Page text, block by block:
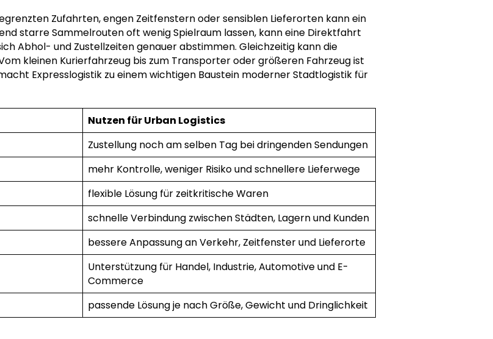
Zufahrten, engen Zeitfenstern oder sensiblen Lieferorten kann ein
starre Sammelrouten oft wenig Spielraum lassen, kann eine Direktfahrt
Abhol- und Zustellzeiten genauer abstimmen. Gleichzeitig kann die
kleinen Kurierfahrzeug bis zum Transporter oder größeren Fahrzeug ist
Expresslogistik zu einem wichtigen Baustein moderner Stadtlogistik für
Nutzen für Urban Logistics
Zustellung noch am selben Tag bei dringenden Sendungen
mehr Kontrolle, weniger Risiko und schnellere Lieferwege
flexible Lösung für zeitkritische Waren
schnelle Verbindung zwischen Städten, Lagern und Kunden
bessere Anpassung an Verkehr, Zeitfenster und Lieferorte
Unterstützung für Handel, Industrie, Automotive und E-
Commerce
passende Lösung je nach Größe, Gewicht und Dringlichkeit